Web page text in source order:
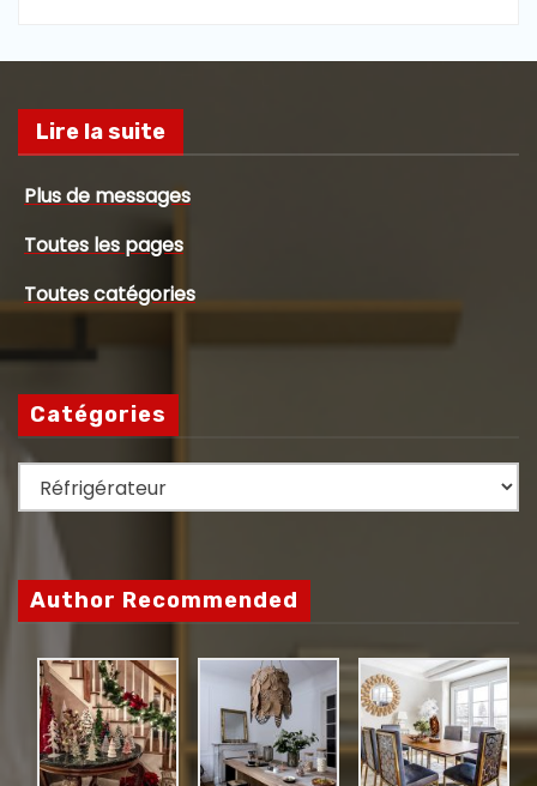
Lire la suite
Plus de messages
Toutes les pages
Toutes catégories
Catégories
a
é
Author Recommended